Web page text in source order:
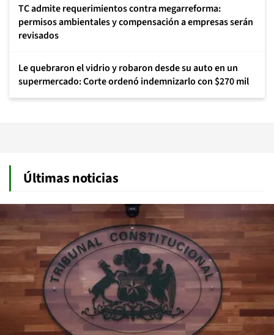
TC admite requerimientos contra megarreforma:
permisos ambientales y compensación a empresas serán
revisados
Le quebraron el vidrio y robaron desde su auto en un
supermercado: Corte ordenó indemnizarlo con $270 mil
Últimas noticias